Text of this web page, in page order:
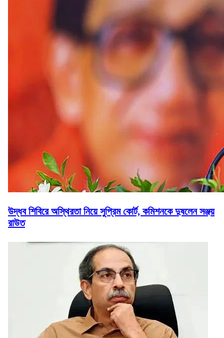
উদ্ধব শিবিরে অস্থিরতা নিয়ে সুপ্রিম কোর্ট, কমিশনকে দুষলেন সঞ্জয়
রাউত